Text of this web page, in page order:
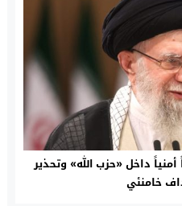
داخل «حزب الله» وتحذير
خامنئي